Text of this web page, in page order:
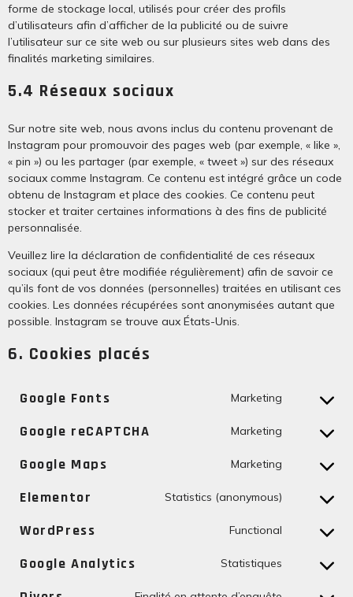
forme de stockage local, utilisés pour créer des profils
d’utilisateurs afin d’afficher de la publicité ou de suivre
l’utilisateur sur ce site web ou sur plusieurs sites web dans des
finalités marketing similaires.
5.4 Réseaux sociaux
Sur notre site web, nous avons inclus du contenu provenant de
Instagram pour promouvoir des pages web (par exemple, « like »,
« pin ») ou les partager (par exemple, « tweet ») sur des réseaux
sociaux comme Instagram. Ce contenu est intégré grâce un code
obtenu de Instagram et place des cookies. Ce contenu peut
stocker et traiter certaines informations à des fins de publicité
personnalisée.
Veuillez lire la déclaration de confidentialité de ces réseaux
sociaux (qui peut être modifiée régulièrement) afin de savoir ce
qu’ils font de vos données (personnelles) traitées en utilisant ces
cookies. Les données récupérées sont anonymisées autant que
possible. Instagram se trouve aux États-Unis.
6. Cookies placés
Google Fonts Marketing
Google reCAPTCHA Marketing
Google Maps Marketing
Elementor Statistics (anonymous)
WordPress Functional
Google Analytics Statistiques